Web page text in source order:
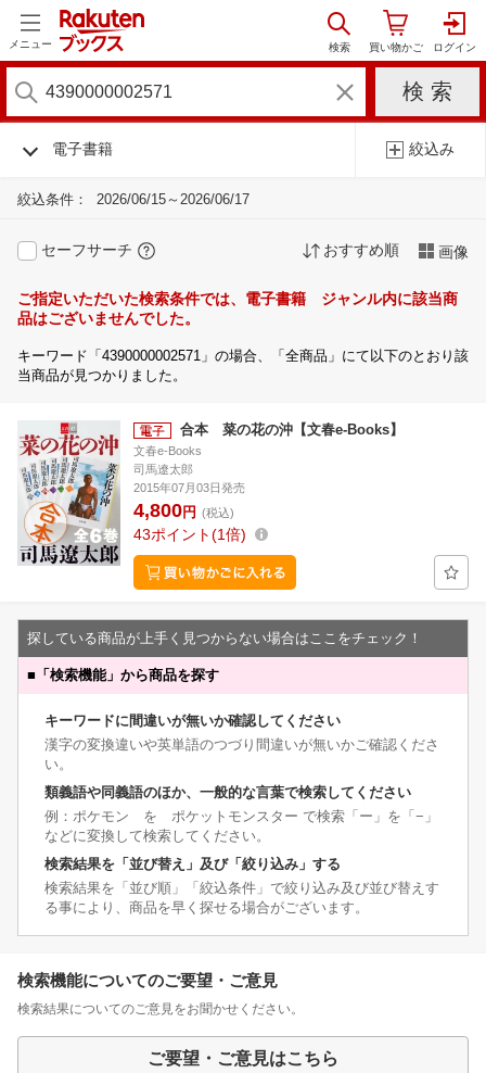
メニュー
電子書籍 絞込み
絞込条件： 2026/06/15～2026/06/17
セーフサーチ おすすめ順 画像
ご指定いただいた検索条件では、電子書籍 ジャンル内に該当商
品はございませんでした。
キーワード「4390000002571」の場合、「全商品」にて以下のとおり該
当商品が見つかりました。
合本 菜の花の沖【文春e-Books】
文春e-Books
司馬遼太郎
2015年07月03日発売
4,800円 (税込)
43ポイント 1倍
探している商品が上手く見つからない場合はここをチェック！
■ 「検索機能」から商品を探す
キーワードに間違いが無いか確認してください
漢字の変換違いや英単語のつづり間違いが無いかご確認くださ
い。
類義語や同義語のほか、一般的な言葉で検索してください
例：ポケモン を ポケットモンスター で検索「ー」を「−」
などに変換して検索してください。
検索結果を「並び替え」及び「絞り込み」する
検索結果を「並び順」「絞込条件」で絞り込み及び並び替えす
る事により、商品を早く探せる場合がございます。
検索機能についてのご要望・ご意見
検索結果についてのご意見をお聞かせください。
ご要望・ご意見はこちら